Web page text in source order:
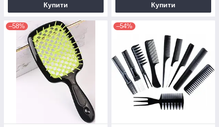
Купити Купити
–58% –54%